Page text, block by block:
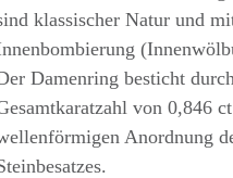
klassischer Natur und
Damenring besticht
von 0,846
Anordnung